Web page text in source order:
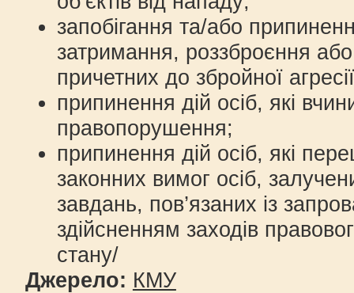
запобігання та/або
затримання, роззброєння
причетних до збройної
припинення дій осіб, які
правопорушення;
припинення дій осіб, які
законних вимог осіб,
завдань, пов’язаних із
здійсненням заходів
стану/
Джерело: КМУ